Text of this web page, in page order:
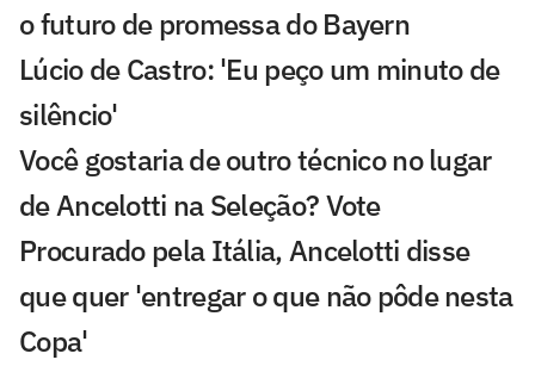
o futuro de promessa do Bayern
Lúcio de Castro: 'Eu peço um minuto de
silêncio'
Você gostaria de outro técnico no lugar
de Ancelotti na Seleção? Vote
Procurado pela Itália, Ancelotti disse
que quer 'entregar o que não pôde nesta
Copa'